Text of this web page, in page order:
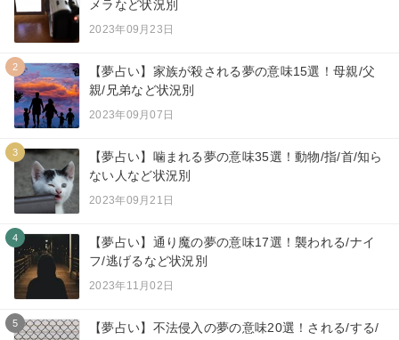
メラなど状況別
2023年09月23日
2
【夢占い】家族が殺される夢の意味15選！母親/父
親/兄弟など状況別
2023年09月07日
3
【夢占い】噛まれる夢の意味35選！動物/指/首/知ら
ない人など状況別
2023年09月21日
4
【夢占い】通り魔の夢の意味17選！襲われる/ナイ
フ/逃げるなど状況別
2023年11月02日
5
【夢占い】不法侵入の夢の意味20選！される/する/